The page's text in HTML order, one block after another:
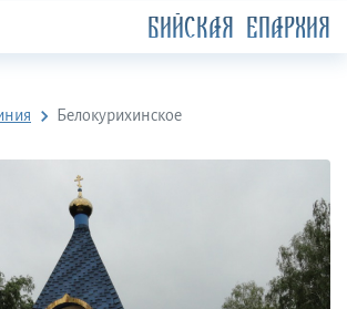
БИЙСКАЯ ЕПАРХИЯ
Белокурихинское